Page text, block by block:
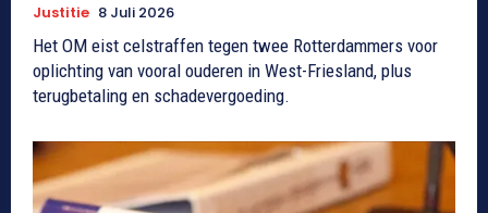
Justitie 8 Juli 2026
Het OM eist celstraffen tegen twee Rotterdammers voor
oplichting van vooral ouderen in West-Friesland, plus
terugbetaling en schadevergoeding.